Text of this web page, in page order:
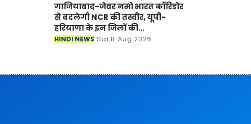
गाजियाबाद-जेवर नमो भारत कॉरिडोर
से बदलेगी NCR की तस्वीर, यूपी-
हरियाणा के इन जिलों की
बढ़ेगी कनेक्टिविटी
HINDI NEWS Sat,8 Aug 2026